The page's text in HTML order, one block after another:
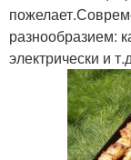
разнообразием:
электрически и